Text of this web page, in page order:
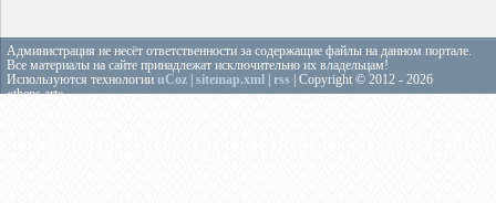
Администрация не несёт ответственности за содержащие файлы на данном портале.
Все материалы на сайте принадлежат исключительно их владельцам!
Используются технологии uCoz sitemap.xml rss | Copyright © 2012 - 2026
«theps.art»